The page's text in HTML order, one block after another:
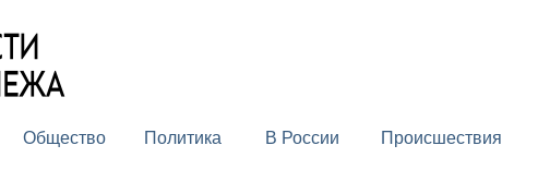
Общество Политика В России Происшествия